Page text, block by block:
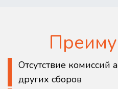
Отсутствие комиссий
других сборов